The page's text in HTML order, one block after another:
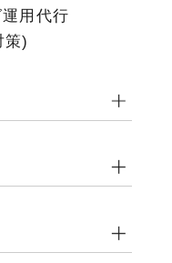
用代行
策)